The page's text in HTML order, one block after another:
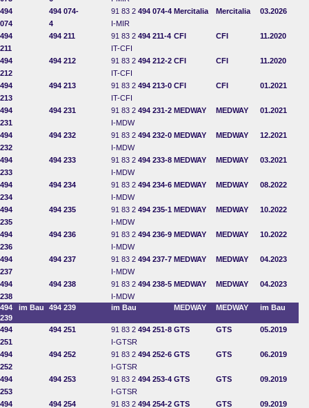
494
074
494 074-
4
91 83 2 494 074-4
I-MIR
Mercitalia Mercitalia 03.2026
494
211
494 211 91 83 2 494 211-4
IT-CFI
CFI CFI 11.2020
494
212
494 212 91 83 2 494 212-2
IT-CFI
CFI CFI 11.2020
494
213
494 213 91 83 2 494 213-0
IT-CFI
CFI CFI 01.2021
494
231
494 231 91 83 2 494 231-2
I-MDW
MEDWAY MEDWAY 01.2021
494
232
494 232 91 83 2 494 232-0
I-MDW
MEDWAY MEDWAY 12.2021
494
233
494 233 91 83 2 494 233-8
I-MDW
MEDWAY MEDWAY 03.2021
494
234
494 234 91 83 2 494 234-6
I-MDW
MEDWAY MEDWAY 08.2022
494
235
494 235 91 83 2 494 235-1
I-MDW
MEDWAY MEDWAY 10.2022
494
236
494 236 91 83 2 494 236-9
I-MDW
MEDWAY MEDWAY 10.2022
494
237
494 237 91 83 2 494 237-7
I-MDW
MEDWAY MEDWAY 04.2023
494
238
494 238 91 83 2 494 238-5
I-MDW
MEDWAY MEDWAY 04.2023
494
239
im Bau 494 239 im Bau MEDWAY MEDWAY im Bau
494
251
494 251 91 83 2 494 251-8
I-GTSR
GTS GTS 05.2019
494
252
494 252 91 83 2 494 252-6
I-GTSR
GTS GTS 06.2019
494
253
494 253 91 83 2 494 253-4
I-GTSR
GTS GTS 09.2019
494
494 254 91 83 2 494 254-2 GTS GTS 09.2019